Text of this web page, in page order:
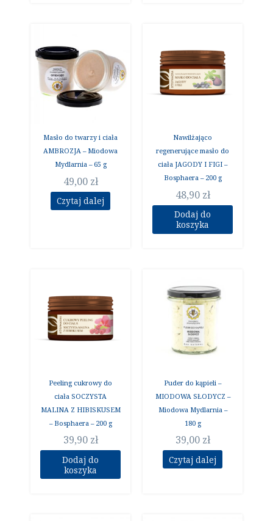
Masło do twarzy i ciała
AMBROZJA – Miodowa
Mydlarnia – 65 g
49,00 zł
Czytaj dalej
Nawilżająco
regenerujące masło do
ciała JAGODY I FIGI –
Bosphaera – 200 g
48,90 zł
Dodaj do
koszyka
Peeling cukrowy do
ciała SOCZYSTA
MALINA Z HIBISKUSEM
– Bosphaera – 200 g
39,90 zł
Dodaj do
koszyka
Puder do kąpieli –
MIODOWA SŁODYCZ –
Miodowa Mydlarnia –
180 g
39,00 zł
Czytaj dalej